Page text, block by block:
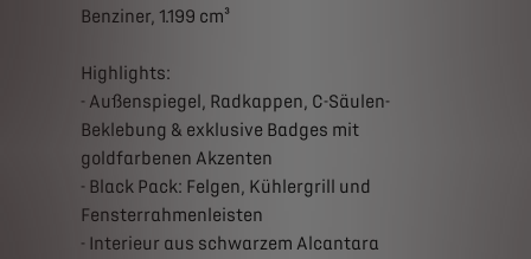
Benziner, 1.199 cm³
Highlights:
- Außenspiegel, Radkappen, C-Säulen-
Beklebung & exklusive Badges mit
goldfarbenen Akzenten
- Black Pack: Felgen, Kühlergrill und
Fensterrahmenleisten
- Interieur aus schwarzem Alcantara